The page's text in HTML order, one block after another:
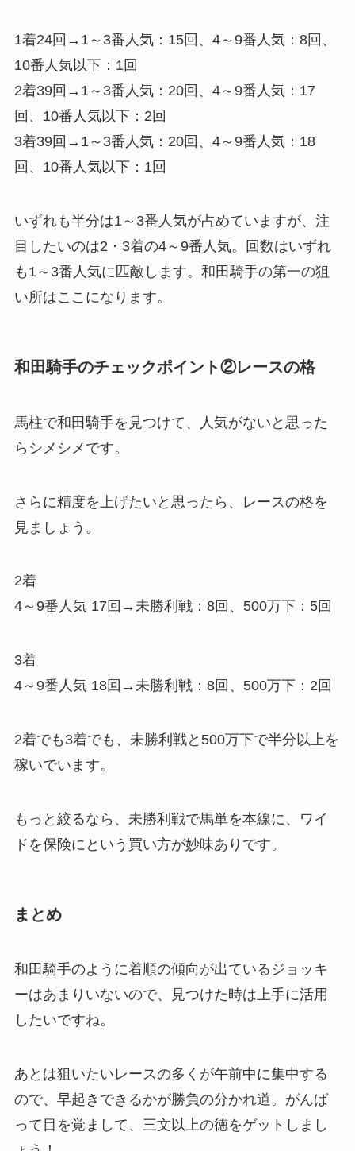
1着24回→1～3番人気：15回、4～9番人気：8回、
10番人気以下：1回
2着39回→1～3番人気：20回、4～9番人気：17
回、10番人気以下：2回
3着39回→1～3番人気：20回、4～9番人気：18
回、10番人気以下：1回
いずれも半分は1～3番人気が占めていますが、注
目したいのは2・3着の4～9番人気。回数はいずれ
も1～3番人気に匹敵します。和田騎手の第一の狙
い所はここになります。
和田騎手のチェックポイント②レースの格
馬柱で和田騎手を見つけて、人気がないと思った
らシメシメです。
さらに精度を上げたいと思ったら、レースの格を
見ましょう。
2着
4～9番人気 17回→未勝利戦：8回、500万下：5回
3着
4～9番人気 18回→未勝利戦：8回、500万下：2回
2着でも3着でも、未勝利戦と500万下で半分以上を
稼いでいます。
もっと絞るなら、未勝利戦で馬単を本線に、ワイ
ドを保険にという買い方が妙味ありです。
まとめ
和田騎手のように着順の傾向が出ているジョッキ
ーはあまりいないので、見つけた時は上手に活用
したいですね。
あとは狙いたいレースの多くが午前中に集中する
ので、早起きできるかが勝負の分かれ道。がんば
って目を覚まして、三文以上の徳をゲットしまし